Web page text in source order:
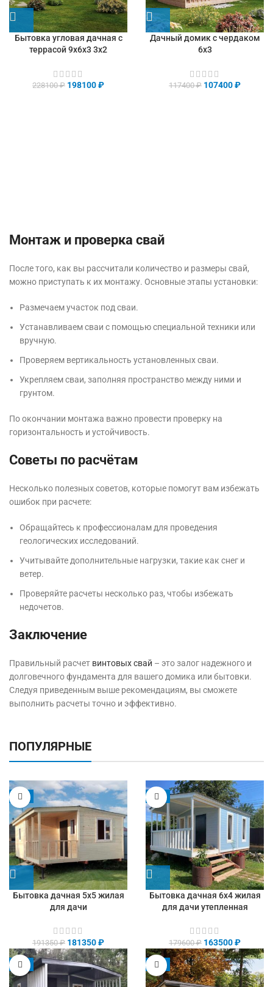
Бытовка угловая дачная с
террасой 9х6х3 3х2
228100₽ 198100₽
Дачный домик с чердаком
6х3
117400₽ 107400₽
Монтаж и проверка свай
После того, как вы рассчитали количество и размеры свай,
можно приступать к их монтажу. Основные этапы установки:
Размечаем участок под сваи.
Устанавливаем сваи с помощью специальной техники или
вручную.
Проверяем вертикальность установленных сваи.
Укрепляем сваи, заполняя пространство между ними и
грунтом.
По окончании монтажа важно провести проверку на
горизонтальность и устойчивость.
Советы по расчётам
Несколько полезных советов, которые помогут вам избежать
ошибок при расчете:
Обращайтесь к профессионалам для проведения
геологических исследований.
Учитывайте дополнительные нагрузки, такие как снег и
ветер.
Проверяйте расчеты несколько раз, чтобы избежать
недочетов.
Заключение
Правильный расчет винтовых свай – это залог надежного и
долговечного фундамента для вашего домика или бытовки.
Следуя приведенным выше рекомендациям, вы сможете
выполнить расчеты точно и эффективно.
ПОПУЛЯРНЫЕ
-5%
Бытовка дачная 5х5 жилая
для дачи
191350₽ 181350₽
-9%
Бытовка дачная 6х4 жилая
для дачи утепленная
179600₽ 163500₽
-8% -9%